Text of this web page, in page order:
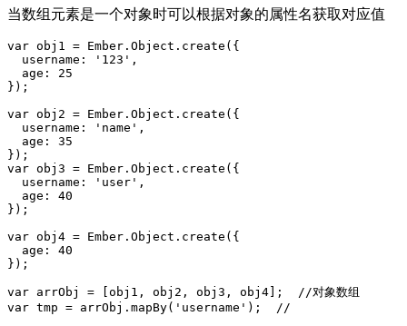
当数组元素是一个对象时可以根据对象的属性名获取对应值
var obj1 = Ember.Object.create({
  username: '123',
  age: 25
});
var obj2 = Ember.Object.create({
  username: 'name',
  age: 35
});
var obj3 = Ember.Object.create({
  username: 'user',
  age: 40
});
var obj4 = Ember.Object.create({
  age: 40
});
var arrObj = [obj1, obj2, obj3, obj4];  //对象数组
var tmp = arrObj.mapBy('username');  //